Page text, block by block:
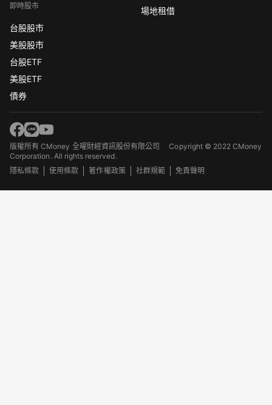
即時股市
台股股市
美股股市
台股ETF
美股ETF
債券
場地租借
版權所有 CMoney 全曜財經資訊股份有限公司Copyright © 2022 CMoney
Corporation. All rights reserved.
隱私條款
使用條款 著作權政策 社群規範 免責聲明